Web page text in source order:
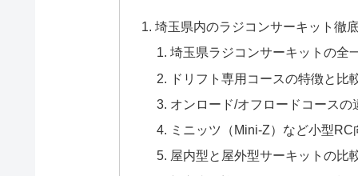
埼玉県内のラジコンサーキット徹
埼玉県ラジコンサーキットの全
ドリフト専用コースの特徴と比
オンロード/オフロードコースの
ミニッツ（Mini-Z）など小型RC
屋内型と屋外型サーキットの比